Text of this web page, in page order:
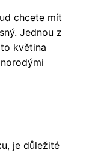
chcete mít
Jednou z
květina
je důležité